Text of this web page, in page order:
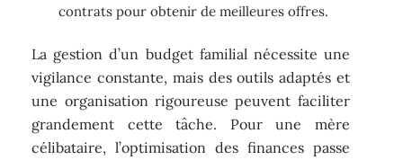
contrats pour obtenir de meilleures offres.
La gestion d’un budget familial nécessite une
vigilance constante, mais des outils adaptés et
une organisation rigoureuse peuvent faciliter
grandement cette tâche. Pour une mère
célibataire, l’optimisation des finances passe